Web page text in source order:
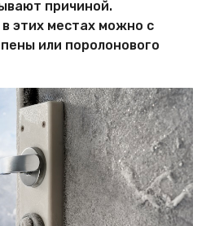
причиной.
этих местах можно с
или поролонового